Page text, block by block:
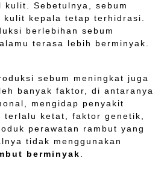
kulit. Sebetulnya, sebum
kulit kepala tetap terhidrasi.
berlebihan sebum
terasa lebih berminyak.
sebum meningkat juga
banyak faktor, di antaranya
mengidap penyakit
terlalu ketat, faktor genetik,
perawatan rambut yang
tidak menggunakan
berminyak.